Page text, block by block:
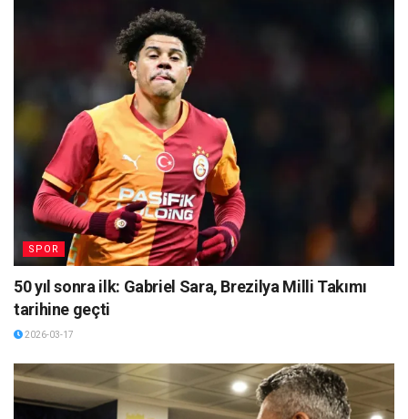
SPOR
50 yıl sonra ilk: Gabriel Sara, Brezilya Milli Takımı
tarihine geçti
2026-03-17